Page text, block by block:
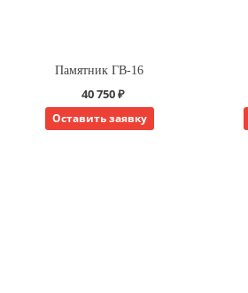
Памятник ГВ-16
40 750 ₽
Оставить заявку